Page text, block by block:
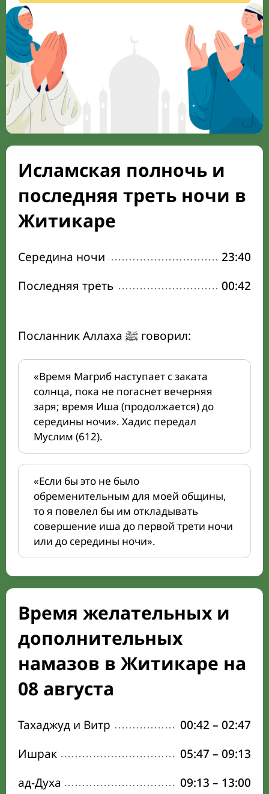
Исламская полночь и
последняя треть ночи в
Житикаре
Середина ночи
23:40
Последняя треть
00:42
Посланник Аллаха ﷺ говорил:
«Время Магриб наступает с заката
солнца, пока не погаснет вечерняя
заря; время Иша (продолжается) до
середины ночи». Хадис передал
Муслим (612).
«Если бы это не было
обременительным для моей общины,
то я повелел бы им откладывать
совершение иша до первой трети ночи
или до середины ночи».
Время желательных и
дополнительных
намазов в Житикаре на
08 августа
Тахаджуд и Витр 00:42 – 02:47
Ишрак
05:47 – 09:13
ад-Духа
09:13 – 13:00